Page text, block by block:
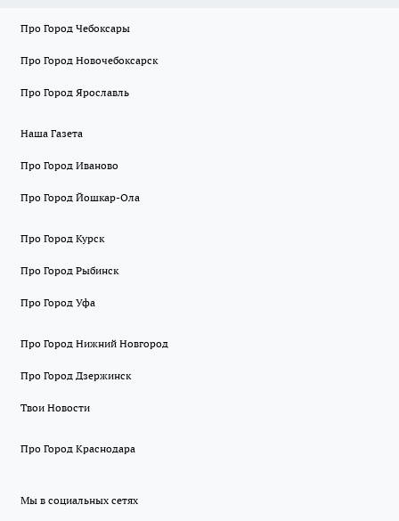
Про Город Чебоксары
Про Город Новочебоксарск
Про Город Ярославль
Наша Газета
Про Город Иваново
Про Город Йошкар-Ола
Про Город Курск
Про Город Рыбинск
Про Город Уфа
Про Город Нижний Новгород
Про Город Дзержинск
Твои Новости
Про Город Краснодара
Мы в социальных сетях